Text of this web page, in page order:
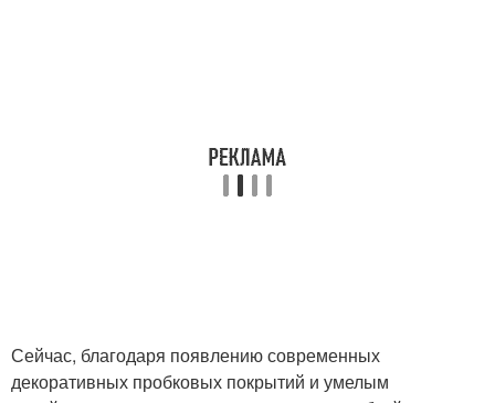
Сейчас, благодаря появлению современных
декоративных пробковых покрытий и умелым